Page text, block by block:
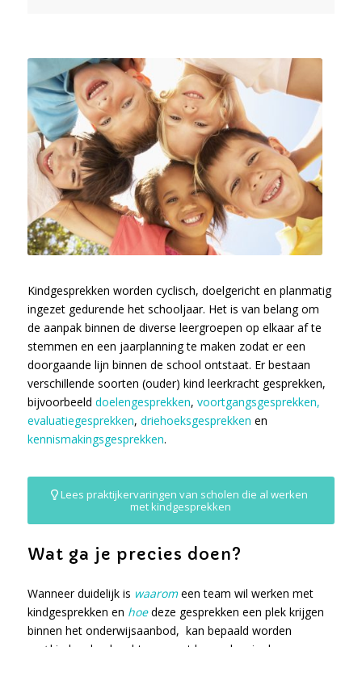
Kindgesprekken worden cyclisch, doelgericht en planmatig
ingezet gedurende het schooljaar. Het is van belang om
de aanpak binnen de diverse leergroepen op elkaar af te
stemmen en een jaarplanning te maken zodat er een
doorgaande lijn binnen de school ontstaat. Er bestaan
verschillende soorten (ouder) kind leerkracht gesprekken,
bijvoorbeeld doelengesprekken, voortgangsgesprekken,
evaluatiegesprekken, driehoeksgesprekken en
kennismakingsgesprekken.
Lees praktijkervaringen van scholen die al werken
met kindgesprekken
Wat ga je precies doen?
Wanneer duidelijk is waarom een team wil werken met
kindgesprekken en hoedeze gesprekken een plek krijgen
binnen het onderwijsaanbod, kan bepaald worden
watkind en leerkracht concreet bespreken in de